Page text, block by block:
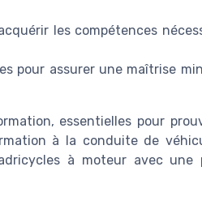
les compétences
pour assurer une maîtrise
essentielles pour
à la conduite de
à moteur avec une